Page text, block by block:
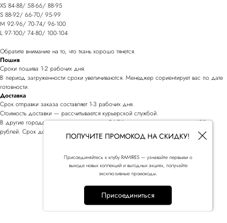
XS 84-88/ 58-66/ 88-95
S 88-92/ 66-70/ 95-99
M 92-96/ 70-74/ 96-100
L 97-100/ 74-80/ 100-104
Обратите внимание на то, что ткань хорошо тянется.
Пошив
Сроки пошива 1-2 рабочих дня.
В период загруженности сроки увеличиваются. Менеджер сориентирует вас по дате
готовности.
Доставка
Срок отправки заказа составляет 1-3 рабочих дня.
Стоимость доставки — рассчитывается курьерской службой.
В другие города мы отправляем заказы СДЕК, стоимость доставки — от 400
рублей. Срок доставки зависит от удаленности населенного пункта.
Присоединяйтесь к клубу RAMIRES — узнавайте первыми о
выходе новых коллекций и выгодных акциях, получайте
эксклюзивные промокоды.
ПОЛУЧИТЕ ПРОМОКОД НА СКИДКУ!
Присоединиться